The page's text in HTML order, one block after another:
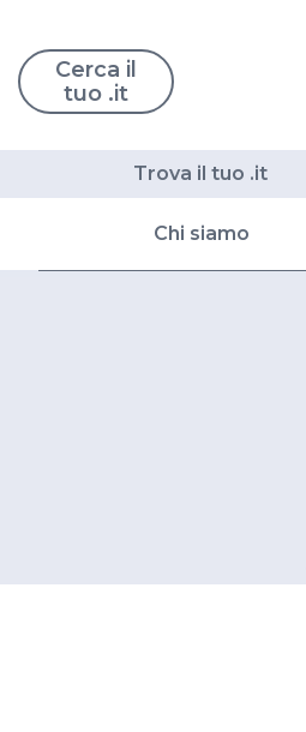
Cerca il
tuo .it
Trova il tuo .it
Chi siamo